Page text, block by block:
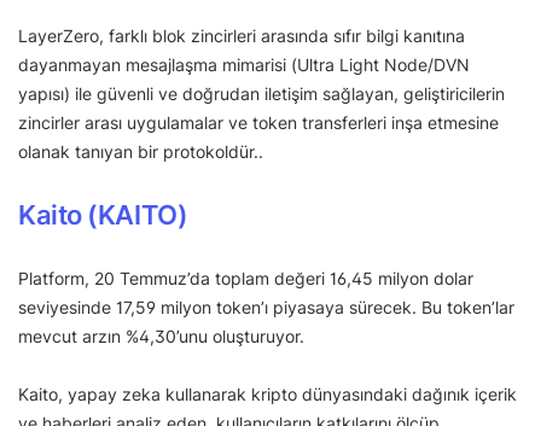
LayerZero, farklı blok zincirleri arasında sıfır bilgi kanıtına
dayanmayan mesajlaşma mimarisi (Ultra Light Node/DVN
yapısı) ile güvenli ve doğrudan iletişim sağlayan, geliştiricilerin
zincirler arası uygulamalar ve token transferleri inşa etmesine
olanak tanıyan bir protokoldür..
Kaito (KAITO)
Platform, 20 Temmuz’da toplam değeri 16,45 milyon dolar
seviyesinde 17,59 milyon token’ı piyasaya sürecek. Bu token’lar
mevcut arzın %4,30’unu oluşturuyor.
Kaito, yapay zeka kullanarak kripto dünyasındaki dağınık içerik